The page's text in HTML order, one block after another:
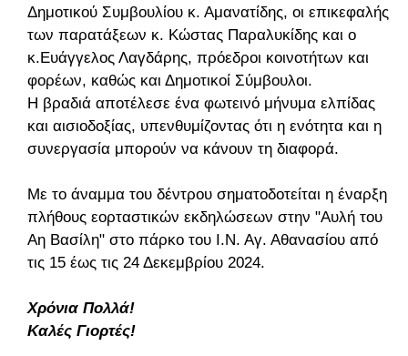
Δημοτικού Συμβουλίου κ. Αμανατίδης, οι επικεφαλής
των παρατάξεων κ. Κώστας Παραλυκίδης και ο
κ.Ευάγγελος Λαγδάρης, πρόεδροι κοινοτήτων και
φορέων, καθώς και Δημοτικοί Σύμβουλοι.
Η βραδιά αποτέλεσε ένα φωτεινό μήνυμα ελπίδας
και αισιοδοξίας, υπενθυμίζοντας ότι η ενότητα και η
συνεργασία μπορούν να κάνουν τη διαφορά.
Με το άναμμα του δέντρου σηματοδοτείται η έναρξη
πλήθους εορταστικών εκδηλώσεων στην "Αυλή του
Αη Βασίλη" στο πάρκο του Ι.Ν. Αγ. Αθανασίου από
τις 15 έως τις 24 Δεκεμβρίου 2024.
Χρόνια Πολλά!
Καλές Γιορτές!